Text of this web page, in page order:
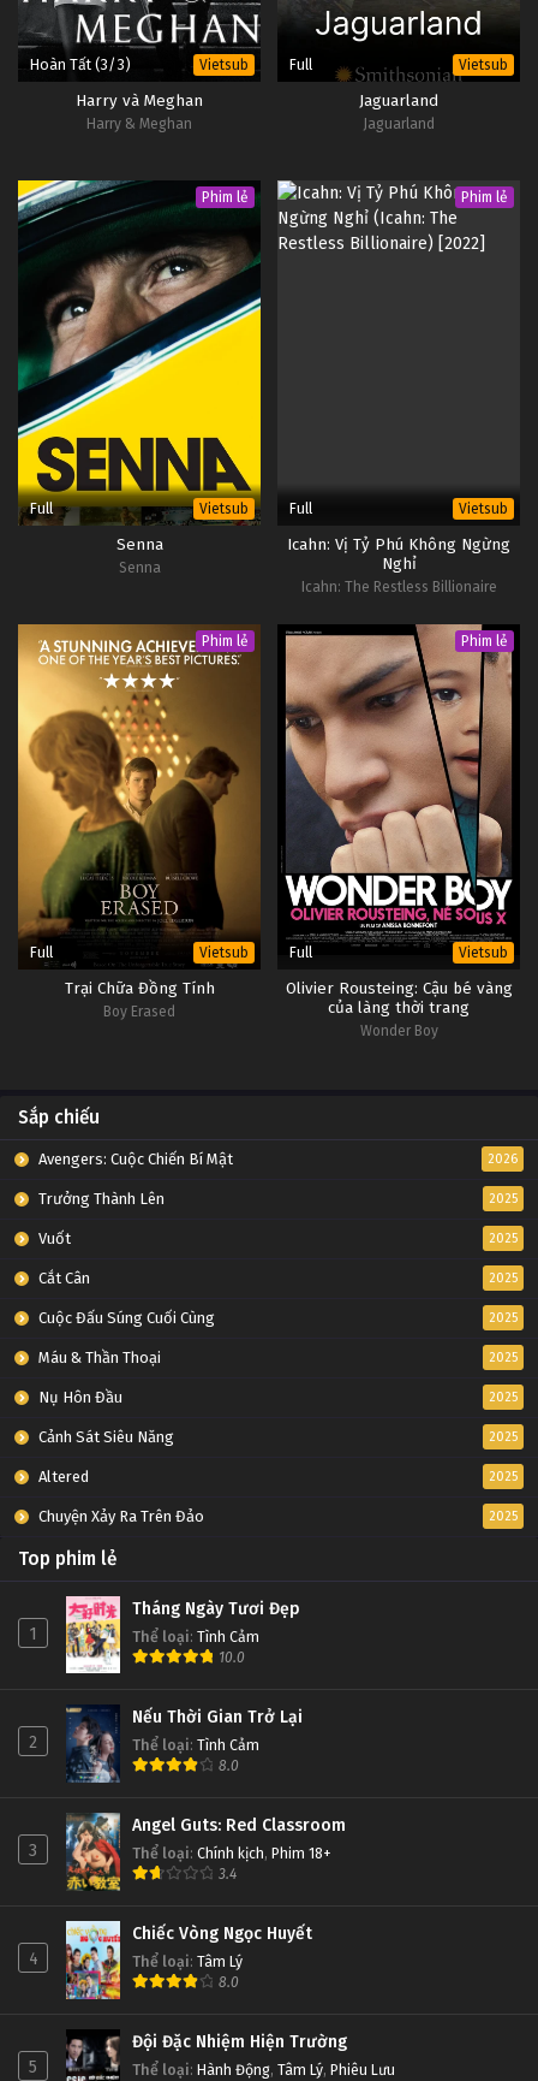
Hoàn Tất (3/3) Vietsub
Harry và Meghan
Harry & Meghan
Full Vietsub
Jaguarland
Jaguarland
Phim lẻ
Full Vietsub
Senna
Senna
Phim lẻ
Full Vietsub
Icahn: Vị Tỷ Phú Không Ngừng
Nghỉ
Icahn: The Restless Billionaire
Phim lẻ
Full Vietsub
Trại Chữa Đồng Tính
Boy Erased
Phim lẻ
Full Vietsub
Olivier Rousteing: Cậu bé vàng
của làng thời trang
Wonder Boy
Sắp chiếu
Avengers: Cuộc Chiến Bí Mật 2026
Trưởng Thành Lên 2025
Vuốt 2025
Cắt Cân 2025
Cuộc Đấu Súng Cuối Cùng 2025
Máu & Thần Thoại 2025
Nụ Hôn Đầu 2025
Cảnh Sát Siêu Năng 2025
Altered 2025
Chuyện Xảy Ra Trên Đảo 2025
Top phim lẻ
1
Tháng Ngày Tươi Đẹp
Thể loại: Tình Cảm
10.0
2
Nếu Thời Gian Trở Lại
Thể loại: Tình Cảm
8.0
3
Angel Guts: Red Classroom
Thể loại: Chính kịch, Phim 18+
3.4
4
Chiếc Vòng Ngọc Huyết
Thể loại: Tâm Lý
8.0
5
Đội Đặc Nhiệm Hiện Trường
Thể loại: Hành Động, Tâm Lý, Phiêu Lưu